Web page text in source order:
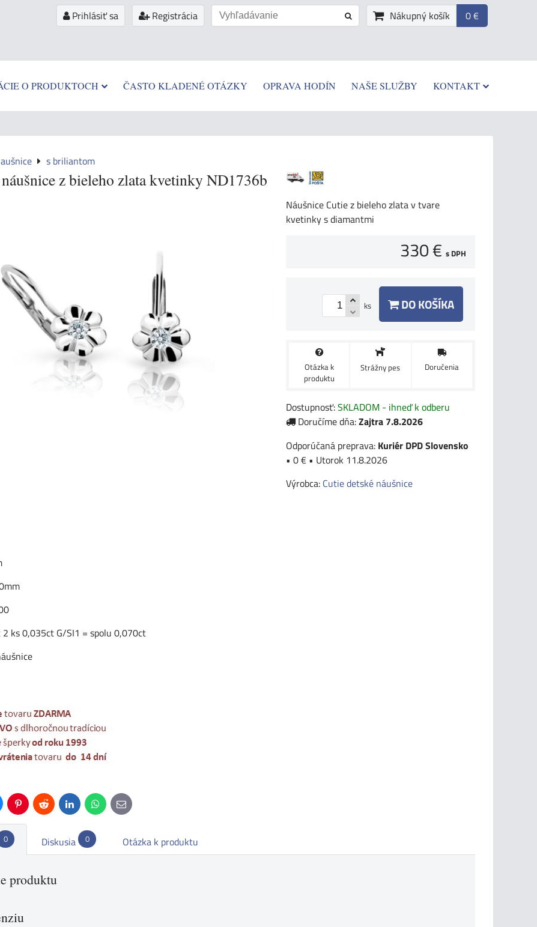
Prihlásiť sa Registrácia Nákupný košík 0 €
O PRODUKTOCH ČASTO KLADENÉ OTÁZKY OPRAVA HODÍN NAŠE SLUŽBY KONTAKT
s briliantom
z bieleho zlata kvetinky ND1736b
Náušnice Cutie z bieleho zlata v tvare
kvetinky s diamantmi
330 € s DPH
ks DO KOŠÍKA
Otázka k
produktu
Strážny pes Doručenia
Dostupnosť:SKLADOM - ihneď k odberu
Doručíme dňa:Zajtra 7.8.2026
Kuriér DPD Slovensko
• 0 € • Utorok 11.8.2026
Výrobca: Cutie detské náušnice
2 ks 0,035ct G/SI1 = spolu 0,070ct
PinterestReddit LinkedInWhatsApp
E-
mail
0 Diskusia 0 Otázka k produktu
produktu